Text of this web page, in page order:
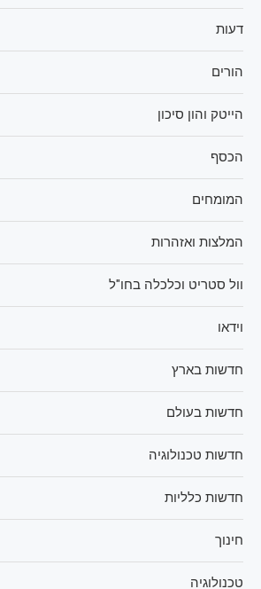
דעות
הורים
הייטק והון סיכון
הכסף
המומחים
המלצות ואזהרות
וול סטריט וכלכלה בחו"ל
וידאו
חדשות בארץ
חדשות בעולם
חדשות טכנולוגיה
חדשות כלליות
חינוך
טכנולוגיה